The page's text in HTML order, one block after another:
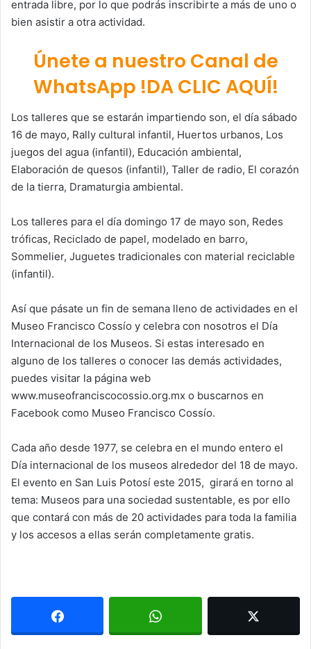
entrada libre, por lo que podrás inscribirte a más de uno o
bien asistir a otra actividad.
Únete a nuestro Canal de
WhatsApp !DA CLIC AQUÍ!
Los talleres que se estarán impartiendo son, el día sábado
16 de mayo, Rally cultural infantil, Huertos urbanos, Los
juegos del agua (infantil), Educación ambiental,
Elaboración de quesos (infantil), Taller de radio, El corazón
de la tierra, Dramaturgia ambiental.
Los talleres para el día domingo 17 de mayo son, Redes
tróficas, Reciclado de papel, modelado en barro,
Sommelier, Juguetes tradicionales con material reciclable
(infantil).
Así que pásate un fin de semana lleno de actividades en el
Museo Francisco Cossío y celebra con nosotros el Día
Internacional de los Museos. Si estas interesado en
alguno de los talleres o conocer las demás actividades,
puedes visitar la página web
www.museofranciscocossio.org.mx o buscarnos en
Facebook como Museo Francisco Cossío.
Cada año desde 1977, se celebra en el mundo entero el
Día internacional de los museos alrededor del 18 de mayo.
El evento en San Luis Potosí este 2015, girará en torno al
tema: Museos para una sociedad sustentable, es por ello
que contará con más de 20 actividades para toda la familia
y los accesos a ellas serán completamente gratis.